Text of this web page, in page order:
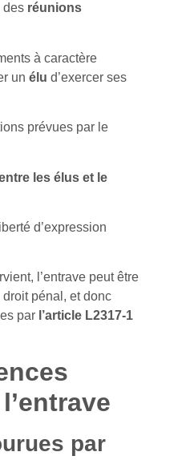
des réunions
à caractère
un élu d’exercer ses
prévues par le
les élus et le
d’expression
l’entrave peut être
droit pénal, et donc
par l’article L2317-1
par